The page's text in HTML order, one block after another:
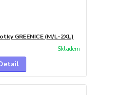
GREENICE (M/L-2XL)
Skladem